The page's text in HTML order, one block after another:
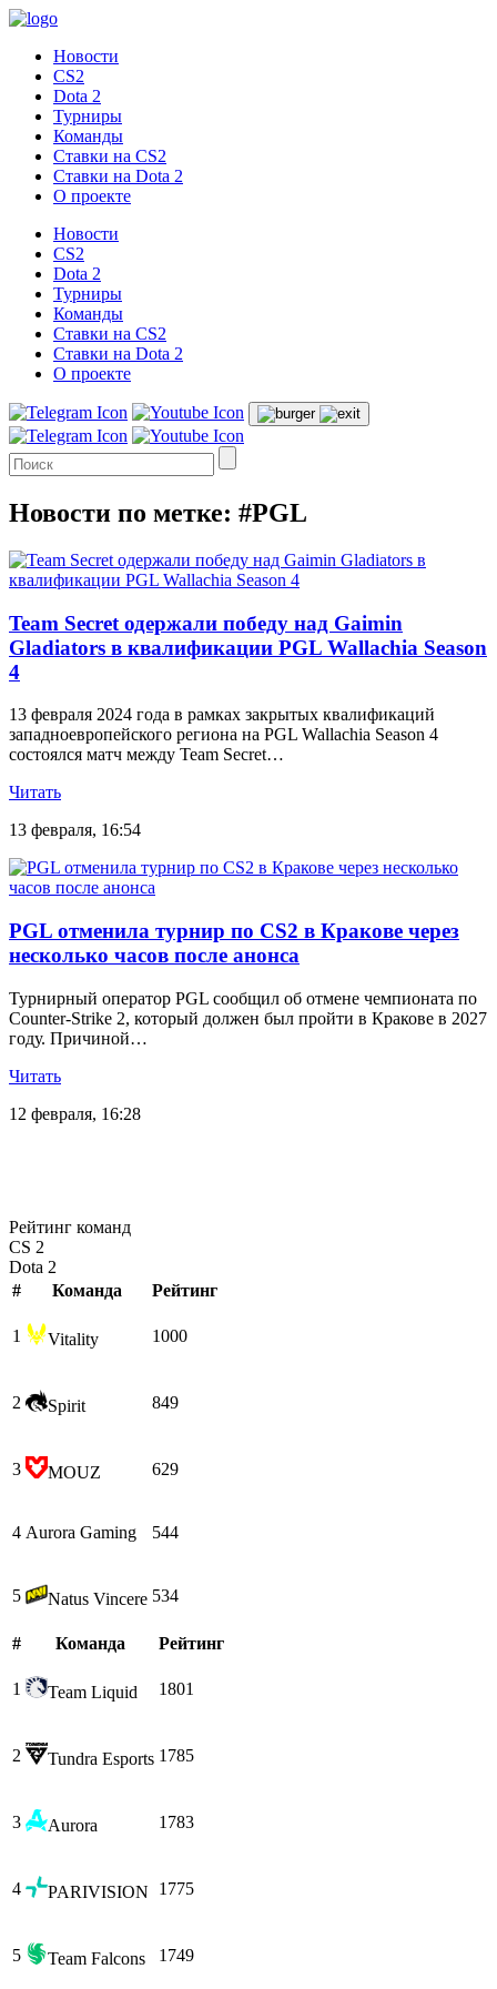
Новости
CS2
Dota 2
Турниры
Команды
Ставки на CS2
Ставки на Dota 2
О проекте
Новости
CS2
Dota 2
Турниры
Команды
Ставки на CS2
Ставки на Dota 2
О проекте
Новости по метке: #PGL
Team Secret одержали победу над Gaimin
Gladiators в квалификации PGL Wallachia Season
4
13 февраля 2024 года в рамках закрытых квалификаций
западноевропейского региона на PGL Wallachia Season 4
состоялся матч между Team Secret…
Читать
13 февраля, 16:54
PGL отменила турнир по CS2 в Кракове через
несколько часов после анонса
Турнирный оператор PGL сообщил об отмене чемпионата по
Counter-Strike 2, который должен был пройти в Кракове в 2027
году. Причиной…
Читать
12 февраля, 16:28
Рейтинг команд
CS 2
Dota 2
#
Команда Рейтинг
1 Vitality 1000
2 Spirit 849
3 MOUZ 629
4 Aurora Gaming 544
5 Natus Vincere 534
# Команда Рейтинг
1 Team Liquid 1801
2 Tundra Esports 1785
3 Aurora 1783
4 PARIVISION 1775
5 Team Falcons 1749